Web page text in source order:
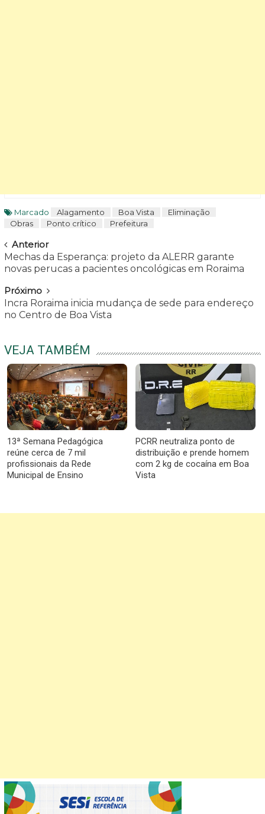
Marcado Alagamento Boa Vista
Eliminação
Obras
Ponto crítico Prefeitura
Navegar
Anterior
Mechas da Esperança: projeto da ALERR garante
novas perucas a pacientes oncológicas em Roraima
Próximo
Incra Roraima inicia mudança de sede para endereço
no Centro de Boa Vista
VEJA TAMBÉM
13ª Semana Pedagógica
reúne cerca de 7 mil
profissionais da Rede
Municipal de Ensino
PCRR neutraliza ponto de
distribuição e prende homem
com 2 kg de cocaína em Boa
Vista